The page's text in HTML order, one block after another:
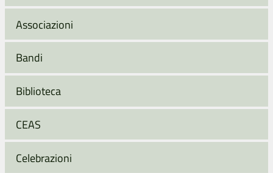
Associazioni
Bandi
Biblioteca
CEAS
Celebrazioni